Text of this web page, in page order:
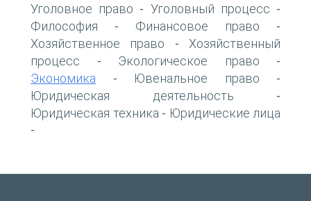
Уголовное право - Уголовный процесс -
Философия - Финансовое право -
Хозяйственное право - Хозяйственный
процесс - Экологическое право -
Экономика - Ювенальное право -
Юридическая деятельность -
Юридическая техника - Юридические лица
-